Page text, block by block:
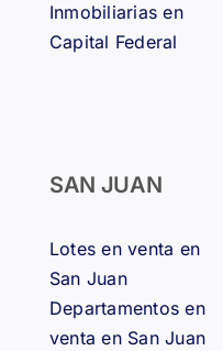
Inmobiliarias en
Capital Federal
SAN JUAN
Lotes en venta en
San Juan
Departamentos en
venta en San Juan